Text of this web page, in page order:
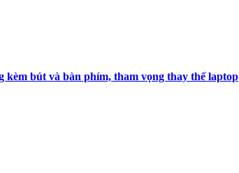
bút và bàn phím, tham vọng thay thế laptop